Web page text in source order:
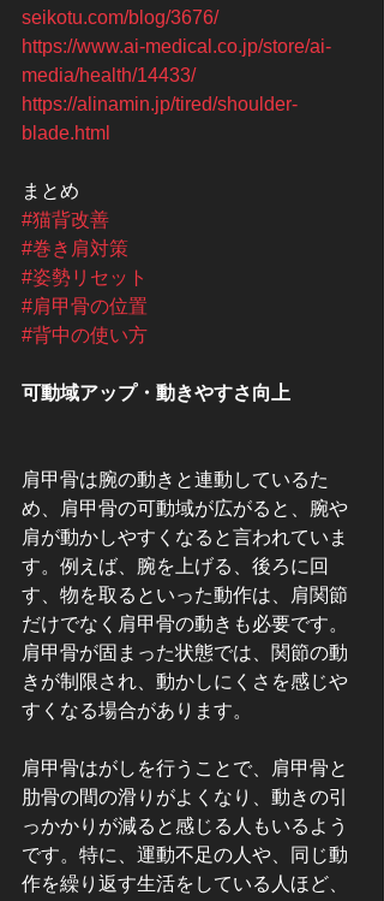
seikotu.com/blog/3676/
https://www.ai-medical.co.jp/store/ai-
media/health/14433/
https://alinamin.jp/tired/shoulder-
blade.html
まとめ
#猫背改善
#巻き肩対策
#姿勢リセット
#肩甲骨の位置
#背中の使い方
可動域アップ・動きやすさ向上
肩甲骨は腕の動きと連動しているた
め、肩甲骨の可動域が広がると、腕や
肩が動かしやすくなると言われていま
す。例えば、腕を上げる、後ろに回
す、物を取るといった動作は、肩関節
だけでなく肩甲骨の動きも必要です。
肩甲骨が固まった状態では、関節の動
きが制限され、動かしにくさを感じや
すくなる場合があります。
肩甲骨はがしを行うことで、肩甲骨と
肋骨の間の滑りがよくなり、動きの引
っかかりが減ると感じる人もいるよう
です。特に、運動不足の人や、同じ動
作を繰り返す生活をしている人ほど、